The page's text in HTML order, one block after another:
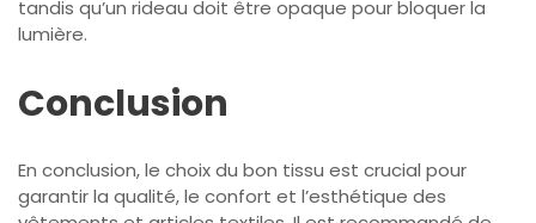
tandis qu’un rideau doit être opaque pour bloquer la
lumière.
Conclusion
En conclusion, le choix du bon tissu est crucial pour
garantir la qualité, le confort et l’esthétique des